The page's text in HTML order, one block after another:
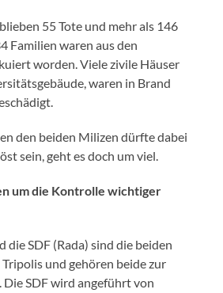
55 Tote und mehr als 146
Familien waren aus den
worden. Viele zivile Häuser
waren in Brand
den beiden Milizen dürfte dabei
sein, geht es doch um viel.
um die Kontrolle wichtiger
die SDF (Rada) sind die beiden
und gehören beide zur
Die SDF wird angeführt von